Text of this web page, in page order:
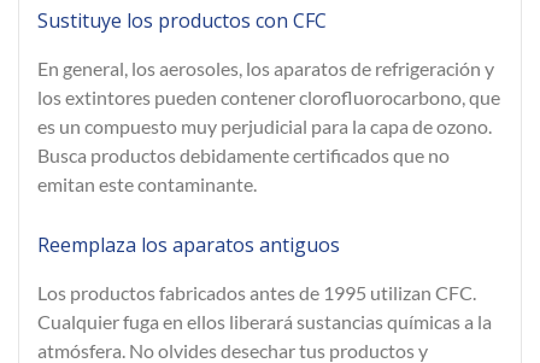
Sustituye los productos con CFC
En general, los aerosoles, los aparatos de refrigeración y
los extintores pueden contener clorofluorocarbono, que
es un compuesto muy perjudicial para la capa de ozono.
Busca productos debidamente certificados que no
emitan este contaminante.
Reemplaza los aparatos antiguos
Los productos fabricados antes de 1995 utilizan CFC.
Cualquier fuga en ellos liberará sustancias químicas a la
atmósfera. No olvides desechar tus productos y